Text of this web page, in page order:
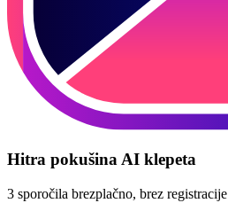
Hitra pokušina AI klepeta
3 sporočila brezplačno, brez registracije